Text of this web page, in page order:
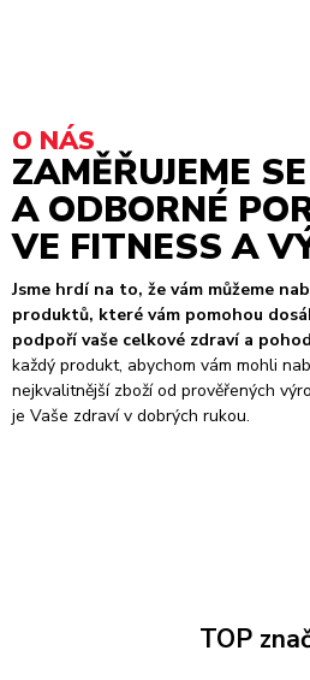
O NÁS
ZAMĚŘUJEME
A ODBORNÉ
VE FITNESS A
Jsme hrdí na to, že vám můžeme
produktů, které vám pomohou
podpoří vaše celkové zdraví a
každý produkt, abychom vám mohli
nejkvalitnější zboží od prověřených
je Vaše zdraví v dobrých rukou.
TOP